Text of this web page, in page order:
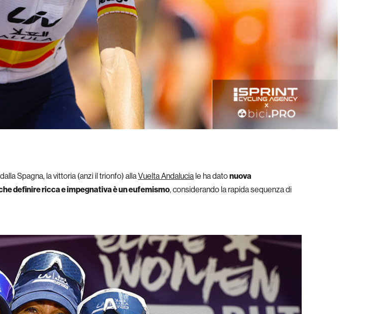
Spagna, la vittoria (anzi il trionfo) allaVuelta Andalucia le ha datonuova
definire ricca e impegnativa è un eufemismo, considerando la rapida sequenza di